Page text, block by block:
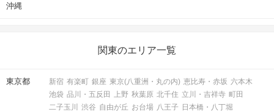
沖縄
関東のエリア一覧
東京都 新宿 有楽町 銀座 東京(八重洲・丸の内) 恵比寿・赤坂 六本木
池袋 品川・五反田 上野 秋葉原 北千住 立川・吉祥寺 町田
二子玉川
渋谷 自由が丘 お台場 八王子 日本橋・八丁堀